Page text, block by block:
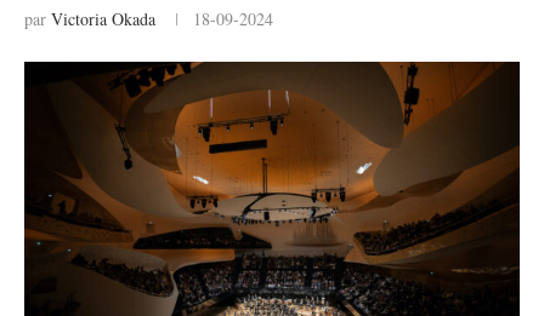
par Victoria Okada 18-09-2024